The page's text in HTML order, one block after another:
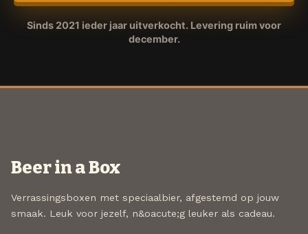
Sinds 2021 ieder jaar uitverkocht. Levering ruim voor
december.
Beer in a Box
Verrassingsboxen met speciaalbier, afgestemd op jouw
smaak. Leuk voor jezelf, n&oacute;g leuker als cadeau.